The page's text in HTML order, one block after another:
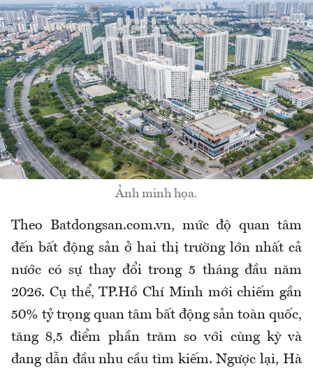
Ảnh minh họa.
Theo Batdongsan.com.vn, mức độ quan tâm
đến bất động sản ở hai thị trường lớn nhất cả
nước có sự thay đổi trong 5 tháng đầu năm
2026. Cụ thể, TP.Hồ Chí Minh mới chiếm gần
50% tỷ trọng quan tâm bất động sản toàn quốc,
tăng 8,5 điểm phần trăm so với cùng kỳ và
đang dẫn đầu nhu cầu tìm kiếm. Ngược lại, Hà